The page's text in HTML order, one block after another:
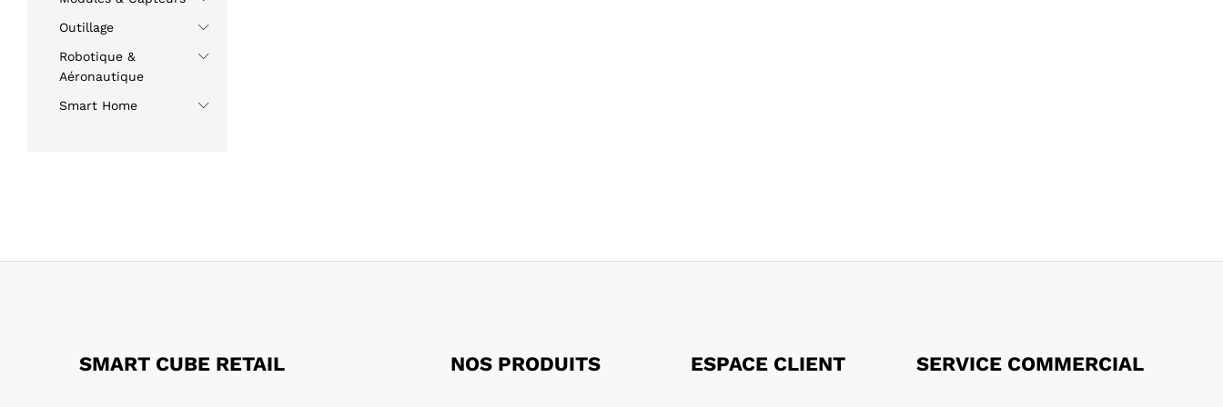
Outillage
Robotique &
Aéronautique
Smart Home
SMART CUBE RETAIL NOS PRODUITS ESPACE CLIENT SERVICE COMMERCIAL